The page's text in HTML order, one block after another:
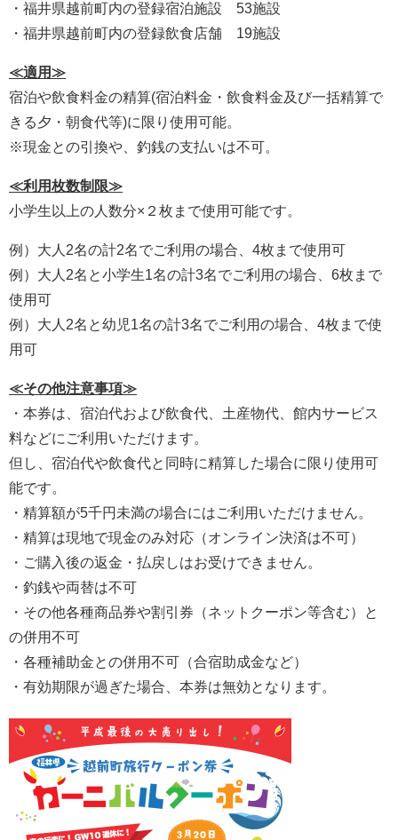
・福井県越前町内の登録宿泊施設 53施設
・福井県越前町内の登録飲食店舗 19施設
≪適用≫
宿泊や飲食料金の精算(宿泊料金・飲食料金及び一括精算で
きる夕・朝食代等)に限り使用可能。
※現金との引換や、釣銭の支払いは不可。
≪利用枚数制限≫
小学生以上の人数分×２枚まで使用可能です。
例）大人2名の計2名でご利用の場合、4枚まで使用可
例）大人2名と小学生1名の計3名でご利用の場合、6枚まで
使用可
例）大人2名と幼児1名の計3名でご利用の場合、4枚まで使
用可
≪その他注意事項≫
・本券は、宿泊代および飲食代、土産物代、館内サービス
料などにご利用いただけます。
但し、宿泊代や飲食代と同時に精算した場合に限り使用可
能です。
・精算額が5千円未満の場合にはご利用いただけません。
・精算は現地で現金のみ対応（オンライン決済は不可）
・ご購入後の返金・払戻しはお受けできません。
・釣銭や両替は不可
・その他各種商品券や割引券（ネットクーポン等含む）と
の併用不可
・各種補助金との併用不可（合宿助成金など）
・有効期限が過ぎた場合、本券は無効となります。